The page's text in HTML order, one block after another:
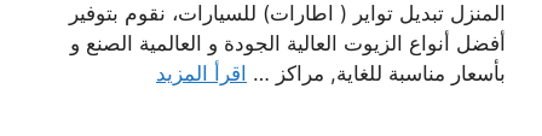
المنزل تبديل تواير ( اطارات) للسيارات، نقوم بتوفير
أفضل أنواع الزيوت العالية الجودة و العالمية الصنع و
بأسعار مناسبة للغاية, مراكز … اقرأ المزيد